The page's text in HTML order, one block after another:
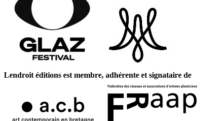
Lendroit éditions est membre, adhérente et signataire de